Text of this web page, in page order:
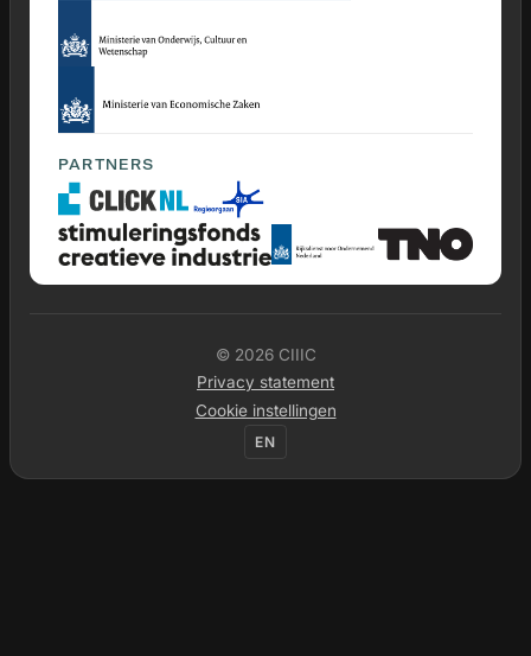
PARTNERS
© 2026 CIIIC
Privacy statement
Cookie instellingen
EN